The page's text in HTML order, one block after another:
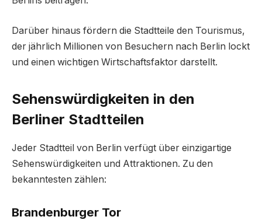
Darüber hinaus fördern die Stadtteile den Tourismus,
der jährlich Millionen von Besuchern nach Berlin lockt
und einen wichtigen Wirtschaftsfaktor darstellt.
Sehenswürdigkeiten in den
Berliner Stadtteilen
Jeder Stadtteil von Berlin verfügt über einzigartige
Sehenswürdigkeiten und Attraktionen. Zu den
bekanntesten zählen:
Brandenburger Tor